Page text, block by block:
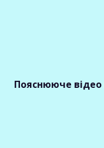
Пояснююче відео